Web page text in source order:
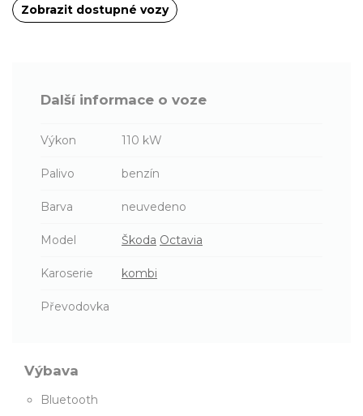
Zobrazit dostupné vozy
Další informace o voze
Výkon 110 kW
Palivo benzín
Barva neuvedeno
Model Škoda Octavia
Karoserie kombi
Převodovka
Výbava
Bluetooth